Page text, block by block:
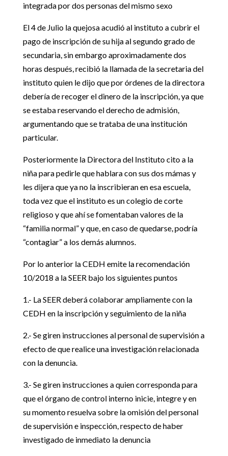
integrada por dos personas del mismo sexo
El 4 de Julio la quejosa acudió al instituto a cubrir el
pago de inscripción de su hija al segundo grado de
secundaria, sin embargo aproximadamente dos
horas después, recibió la llamada de la secretaria del
instituto quien le dijo que por órdenes de la directora
debería de recoger el dinero de la inscripción, ya que
se estaba reservando el derecho de admisión,
argumentando que se trataba de una institución
particular.
Posteriormente la Directora del Instituto cito a la
niña para pedirle que hablara con sus dos mámas y
les dijera que ya no la inscribieran en esa escuela,
toda vez que el instituto es un colegio de corte
religioso y que ahí se fomentaban valores de la
“familia normal” y que, en caso de quedarse, podría
“contagiar” a los demás alumnos.
Por lo anterior la CEDH emite la recomendación
10/2018 a la SEER bajo los siguientes puntos
1.- La SEER deberá colaborar ampliamente con la
CEDH en la inscripción y seguimiento de la niña
2.- Se giren instrucciones al personal de supervisión a
efecto de que realice una investigación relacionada
con la denuncia.
3.- Se giren instrucciones a quien corresponda para
que el órgano de control interno inicie, integre y en
su momento resuelva sobre la omisión del personal
de supervisión e inspección, respecto de haber
investigado de inmediato la denuncia